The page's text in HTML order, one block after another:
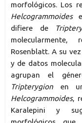
morfológicos. Los
Helcogrammoides
difiere de
Rosenblatt. A su
y de datos
agrupan el
Tripterygionen un
Helcogrammoides,
Karalepini y